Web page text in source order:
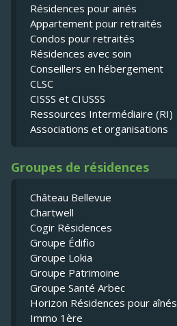
Résidences pour ainés
Appartement pour retraités
Condos pour retraités
Résidences avec soin
Conseillers en hébergement
CLSC
CISSS et CIUSSS
Ressources Intermédiaire (RI)
Associations et organisations
Groupes de résidences
Château Bellevue
Chartwell
Cogir Résidences
Groupe Édifio
Groupe Lokia
Groupe Patrimoine
Groupe Santé Arbec
Horizon Résidences pour aînés
Immo 1ère